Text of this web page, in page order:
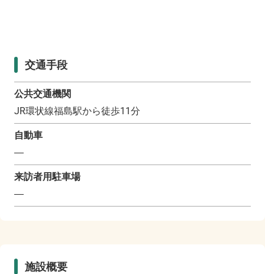
交通手段
公共交通機関
JR環状線福島駅から徒歩11分
自動車
―
来訪者用駐車場
―
施設概要